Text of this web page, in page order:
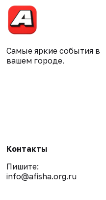
Самые яркие события в
вашем городе.
Контакты
Пишите:
info@afisha.org.ru